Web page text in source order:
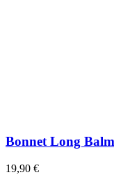
Bonnet Long
19,90 €